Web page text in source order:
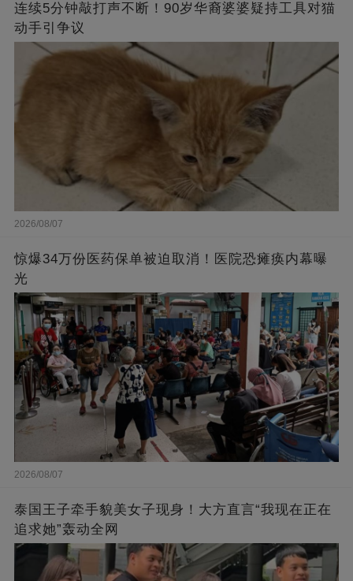
连续5分钟敲打声不断！90岁华裔婆婆疑持工具对猫
动手引争议
2026/08/07
惊爆34万份医药保单被迫取消！医院恐瘫痪内幕曝
光
2026/08/07
泰国王子牵手貌美女子现身！大方直言“我现在正在
追求她”轰动全网